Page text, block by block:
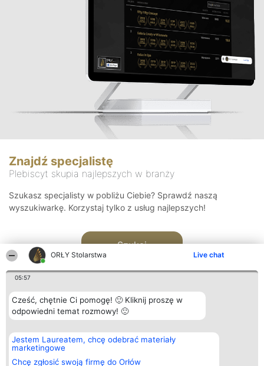
ORŁY Stolarstwa Live chat
05:57
Cześć, chętnie Ci pomogę! 🙂 Kliknij proszę w
odpowiedni temat rozmowy! 🙂
Jestem Laureatem, chcę odebrać materiały
marketingowe
Chcę zgłosić swoją firmę do Orłów
Znajdź specjalistę
Plebiscyt skupia najlepszych w branży
Szukasz specjalisty w pobliżu Ciebie? Sprawdź naszą
wyszukiwarkę. Korzystaj tylko z usług najlepszych!
Szukaj
Organizator plebiscytu
Bright Side Solutions sp. z o.
o. sp. k.
ul. Ruska 22
Plebiscyt
Laureaci
wszystkich
Kontakt
Kontakt